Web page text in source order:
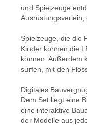
und Spielzeuge
Ausrüstungsverleih,
Spielzeuge, die die
Kinder können die
können. Außerdem
surfen, mit den
Digitales
Dem Set liegt eine
eine interaktive
der Modelle aus